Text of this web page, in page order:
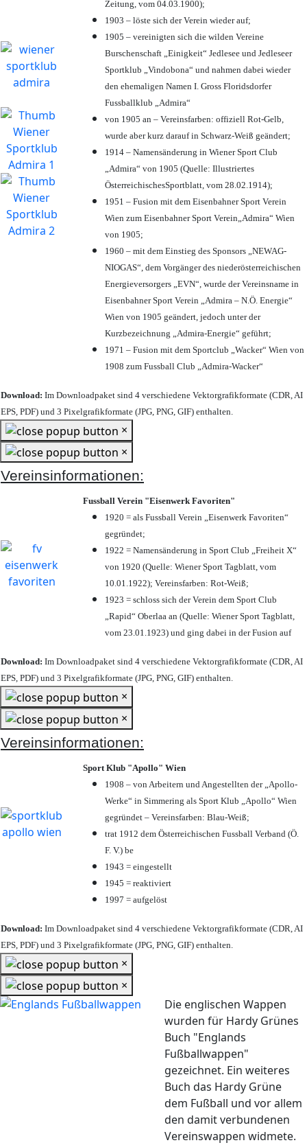
Zeitung, vom 04.03.1900);
1903 – löste sich der Verein wieder auf;
1905 – vereinigten sich die wilden Vereine
Burschenschaft „Einigkeit“ Jedlesee und Jedleseer
Sportklub „Vindobona“ und nahmen dabei wieder
den ehemaligen Namen I. Gross Floridsdorfer
Fussballklub „Admira“
von 1905 an – Vereinsfarben: offiziell Rot-Gelb,
wurde aber kurz darauf in Schwarz-Weiß geändert;
1914 – Namensänderung in Wiener Sport Club
„Admira“ von 1905 (Quelle: Illustriertes
ÖsterreichischesSportblatt, vom 28.02.1914);
1951 – Fusion mit dem Eisenbahner Sport Verein
Wien zum Eisenbahner Sport Verein„Admira“ Wien
von 1905;
1960 – mit dem Einstieg des Sponsors „NEWAG-
NIOGAS“, dem Vorgänger des niederösterreichischen
Energieversorgers „EVN“, wurde der Vereinsname in
Eisenbahner Sport Verein „Admira – N.Ö. Energie“
Wien von 1905 geändert, jedoch unter der
Kurzbezeichnung „Admira-Energie“ geführt;
1971 – Fusion mit dem Sportclub „Wacker“ Wien von
1908 zum Fussball Club „Admira-Wacker“
Download: Im Downloadpaket sind 4 verschiedene Vektorgrafikformate (CDR, AI
EPS, PDF) und 3 Pixelgrafikformate (JPG, PNG, GIF) enthalten.
×
×
Vereinsinformationen:
Fussball Verein "Eisenwerk Favoriten"
1920 = als Fussball Verein „Eisenwerk Favoriten“
gegründet;
1922 = Namensänderung in Sport Club „Freiheit X“
von 1920 (Quelle: Wiener Sport Tagblatt, vom
10.01.1922); Vereinsfarben: Rot-Weiß;
1923 = schloss sich der Verein dem Sport Club
„Rapid“ Oberlaa an (Quelle: Wiener Sport Tagblatt,
vom 23.01.1923) und ging dabei in der Fusion auf
Download: Im Downloadpaket sind 4 verschiedene Vektorgrafikformate (CDR, AI
EPS, PDF) und 3 Pixelgrafikformate (JPG, PNG, GIF) enthalten.
×
×
Vereinsinformationen:
Sport Klub "Apollo" Wien
1908 – von Arbeitern und Angestellten der „Apollo-
Werke“ in Simmering als Sport Klub „Apollo“ Wien
gegründet – Vereinsfarben: Blau-Weiß;
trat 1912 dem Österreichischen Fussball Verband (Ö.
F. V.) be
1943 = eingestellt
1945 = reaktiviert
1997 = aufgelöst
Download: Im Downloadpaket sind 4 verschiedene Vektorgrafikformate (CDR, AI
EPS, PDF) und 3 Pixelgrafikformate (JPG, PNG, GIF) enthalten.
×
×
Die englischen Wappen
wurden für Hardy Grünes
Buch "Englands
Fußballwappen"
gezeichnet. Ein weiteres
Buch das Hardy Grüne
dem Fußball und vor allem
den damit verbundenen
Vereinswappen widmete.